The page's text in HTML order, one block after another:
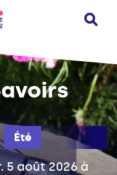
Été
5 août 2026 à